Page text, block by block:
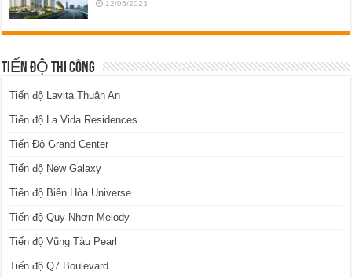
12/05/2023
TIẾN ĐỘ THI CÔNG
Tiến độ Lavita Thuận An
Tiến độ La Vida Residences
Tiến Độ Grand Center
Tiến độ New Galaxy
Tiến độ Biên Hòa Universe
Tiến độ Quy Nhơn Melody
Tiến độ Vũng Tàu Pearl
Tiến độ Q7 Boulevard